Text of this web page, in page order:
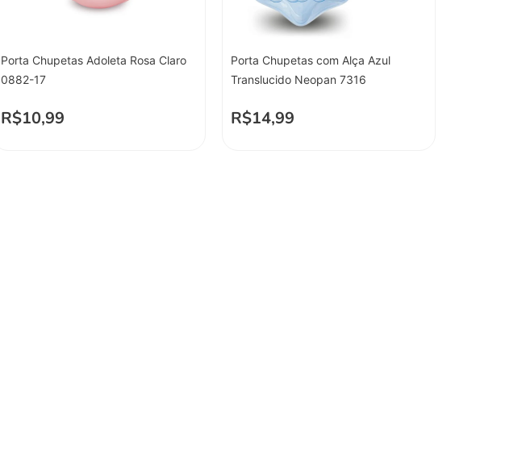
Porta Chupetas Adoleta Rosa Claro
0882-17
R$10,99
Porta Chupetas com Alça Azul
Translucido Neopan 7316
R$14,99